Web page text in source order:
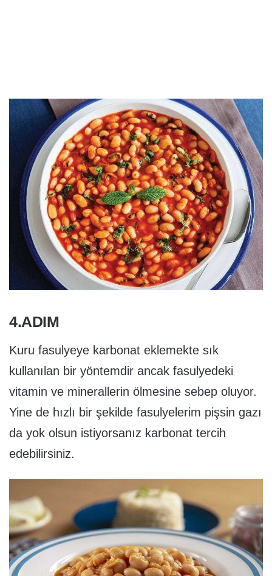
4.ADIM
Kuru fasulyeye karbonat eklemekte sık
kullanılan bir yöntemdir ancak fasulyedeki
vitamin ve minerallerin ölmesine sebep oluyor.
Yine de hızlı bir şekilde fasulyelerim pişsin gazı
da yok olsun istiyorsanız karbonat tercih
edebilirsiniz.